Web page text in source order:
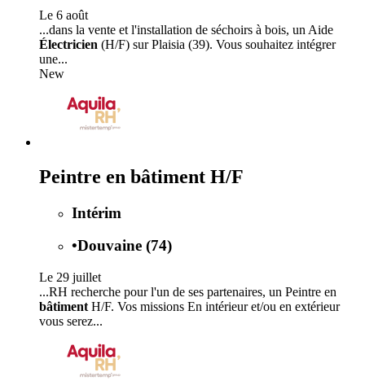
Le 6 août
...dans la vente et l'installation de séchoirs à bois, un Aide
Électricien (H/F) sur Plaisia (39). Vous souhaitez intégrer
une...
New
Peintre en bâtiment H/F
Intérim
•Douvaine (74)
Le 29 juillet
...RH recherche pour l'un de ses partenaires, un Peintre en
bâtiment H/F. Vos missions En intérieur et/ou en extérieur
vous serez...